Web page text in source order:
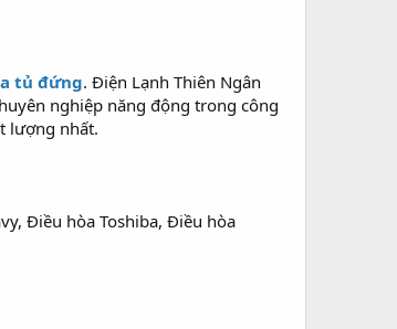
tủ đứng. Điện Lạnh Thiên Ngân
nghiệp năng động trong công
lượng nhất.
Điều hòa Toshiba, Điều hòa